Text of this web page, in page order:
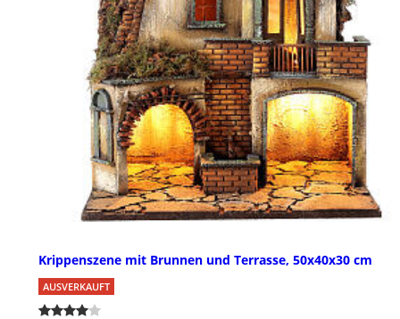
Krippenszene mit Brunnen und Terrasse, 50x40x30 cm
AUSVERKAUFT